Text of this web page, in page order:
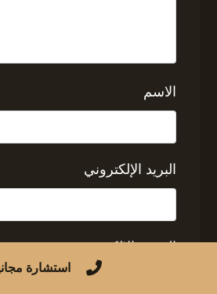
الاسم
البريد الإلكتروني
الموقع الإلكتروني
استشارة